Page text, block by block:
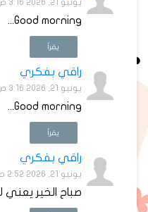
يونيو 21, 2026 3:16 ص
Good morning...
يقرأ
راقي بفكري
يونيو 21, 2026 3:16 ص
Good morning...
يقرأ
راقي بفكري
يونيو 21, 2026 2:52 ص
صباح الخير يعني